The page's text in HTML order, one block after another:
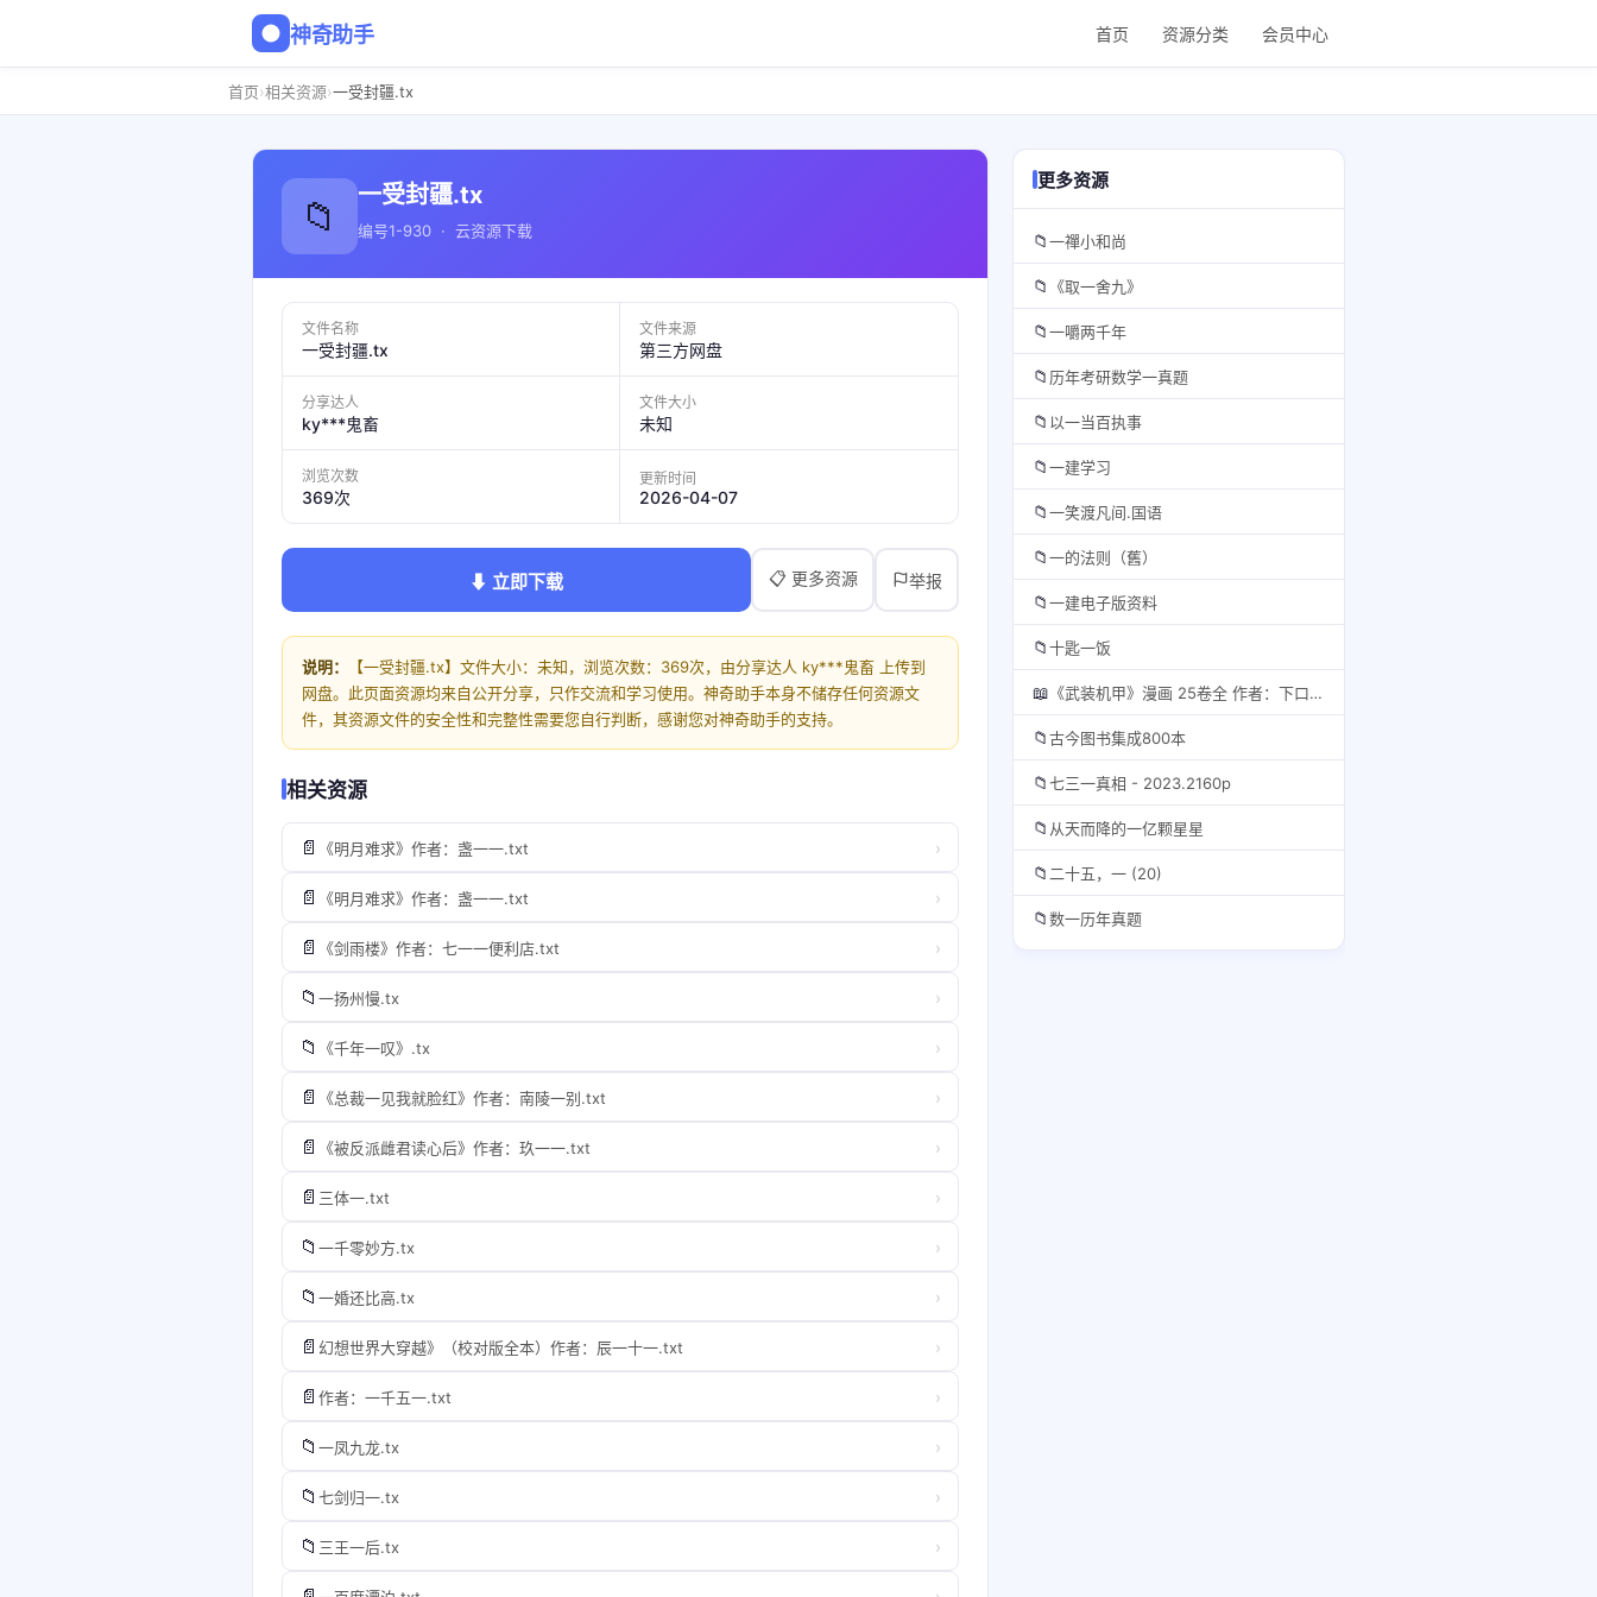
神奇助手 首页 资源分类 会员中心
首页›相关资源›一受封疆.tx
📁 一受封疆.tx
编号1-930 · 云资源下载
文件名称
一受封疆.tx
文件来源
第三方网盘
分享达人
ky***鬼畜
文件大小
未知
浏览次数
369次
更新时间
2026-04-07
⬇ 立即下载 📋 更多资源 举报
说明：
【一受封疆.tx】文件大小：未知，浏览次数：369次，由分享达人 ky***鬼畜 上传到
网盘。此页面资源均来自公开分享，只作交流和学习使用。神奇助手本身不储存任何资源文
件，其资源文件的安全性和完整性需要您自行判断，感谢您对神奇助手的支持。
相关资源
📄 《明月难求》作者：盏一一.txt ›
📄 《明月难求》作者：盏一一.txt ›
📄 《剑雨楼》作者：七一一便利店.txt ›
📁 一扬州慢.tx ›
📁 《千年一叹》.tx ›
📄 《总裁一见我就脸红》作者：南陵一别.txt ›
📄 《被反派雌君读心后》作者：玖一一.txt ›
📄 三体一.txt ›
📁 一千零妙方.tx ›
📁 一婚还比高.tx ›
📄 幻想世界大穿越》（校对版全本）作者：辰一十一.txt ›
📄 作者：一千五一.txt ›
📁 一凤九龙.tx ›
📁 七剑归一.tx ›
📁 三王一后.tx ›
更多资源
📁一禪小和尚
📁 《取一舍九》
📁一嚼两千年
📁 历年考研数学一真题
📁 以一当百执事
📁一建学习
📁一笑渡凡间.国语
📁一的法则（舊）
📁一建电子版资料
📁十匙一饭
📖 《武装机甲》漫画 25卷全 作者：下口智裕 清水荣一 分类：科幻 机战[mobi]
📁古今图书集成800本
📁七三一真相 - 2023.2160p
📁 从天而降的一亿颗星星
📁 二十五，一 (20)
📁数一历年真题